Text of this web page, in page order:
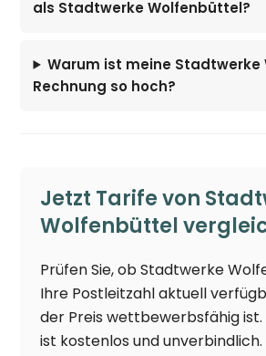
als Stadtwerke Wolfenbüttel?
Warum ist meine
Rechnung so hoch?
Jetzt Tarife von
Wolfenbüttel
Prüfen Sie, ob Stadtwerke
Ihre Postleitzahl aktuell
der Preis wettbewerbsfähig
ist kostenlos und unverbindlich.